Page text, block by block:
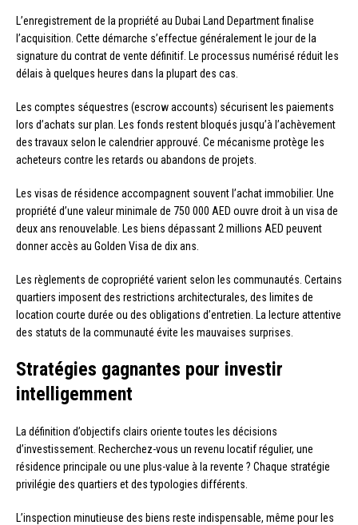
L’enregistrement de la propriété au Dubai Land Department finalise
l’acquisition. Cette démarche s’effectue généralement le jour de la
signature du contrat de vente définitif. Le processus numérisé réduit les
délais à quelques heures dans la plupart des cas.
Les comptes séquestres (escrow accounts) sécurisent les paiements
lors d’achats sur plan. Les fonds restent bloqués jusqu’à l’achèvement
des travaux selon le calendrier approuvé. Ce mécanisme protège les
acheteurs contre les retards ou abandons de projets.
Les visas de résidence accompagnent souvent l’achat immobilier. Une
propriété d’une valeur minimale de 750 000 AED ouvre droit à un visa de
deux ans renouvelable. Les biens dépassant 2 millions AED peuvent
donner accès au Golden Visa de dix ans.
Les règlements de copropriété varient selon les communautés. Certains
quartiers imposent des restrictions architecturales, des limites de
location courte durée ou des obligations d’entretien. La lecture attentive
des statuts de la communauté évite les mauvaises surprises.
Stratégies gagnantes pour investir
intelligemment
La définition d’objectifs clairs oriente toutes les décisions
d’investissement. Recherchez-vous un revenu locatif régulier, une
résidence principale ou une plus-value à la revente ? Chaque stratégie
privilégie des quartiers et des typologies différents.
L’inspection minutieuse des biens reste indispensable, même pour les